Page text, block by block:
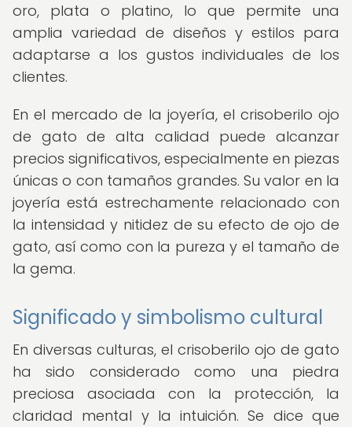
oro, plata o platino, lo que permite una
amplia variedad de diseños y estilos para
adaptarse a los gustos individuales de los
clientes.
En el mercado de la joyería, el crisoberilo ojo
de gato de alta calidad puede alcanzar
precios significativos, especialmente en piezas
únicas o con tamaños grandes. Su valor en la
joyería está estrechamente relacionado con
la intensidad y nitidez de su efecto de ojo de
gato, así como con la pureza y el tamaño de
la gema.
Significado y simbolismo cultural
En diversas culturas, el crisoberilo ojo de gato
ha sido considerado como una piedra
preciosa asociada con la protección, la
claridad mental y la intuición. Se dice que